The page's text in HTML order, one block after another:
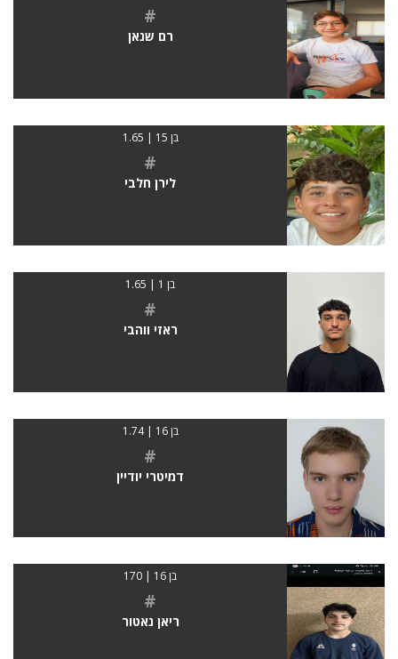
#
רם שנאן
בן 15 | 1.65
#
לירן חלבי
בן 1 | 1.65
#
ראזי ווהבי
בן 16 | 1.74
#
דמיטרי יודיין
בן 16 | 170
#
ריאן נאטור